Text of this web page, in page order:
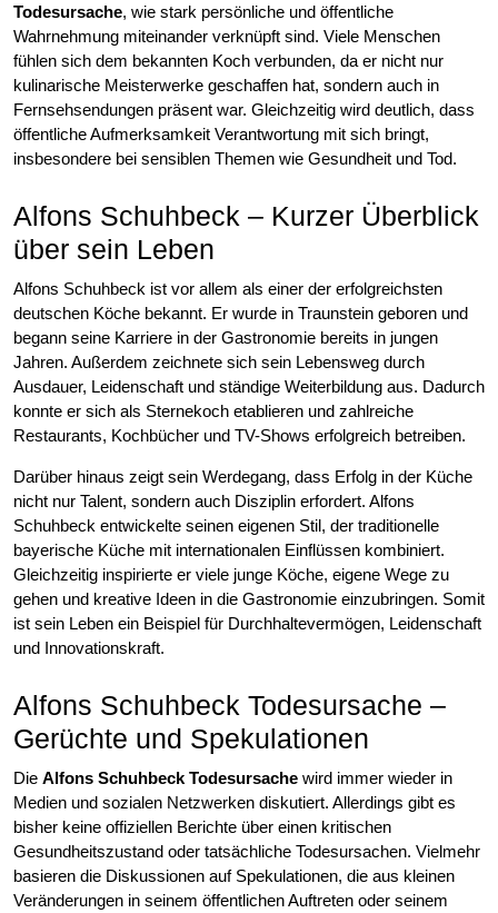
Todesursache, wie stark persönliche und öffentliche
Wahrnehmung miteinander verknüpft sind. Viele Menschen
fühlen sich dem bekannten Koch verbunden, da er nicht nur
kulinarische Meisterwerke geschaffen hat, sondern auch in
Fernsehsendungen präsent war. Gleichzeitig wird deutlich, dass
öffentliche Aufmerksamkeit Verantwortung mit sich bringt,
insbesondere bei sensiblen Themen wie Gesundheit und Tod.
Alfons Schuhbeck – Kurzer Überblick
über sein Leben
Alfons Schuhbeck ist vor allem als einer der erfolgreichsten
deutschen Köche bekannt. Er wurde in Traunstein geboren und
begann seine Karriere in der Gastronomie bereits in jungen
Jahren. Außerdem zeichnete sich sein Lebensweg durch
Ausdauer, Leidenschaft und ständige Weiterbildung aus. Dadurch
konnte er sich als Sternekoch etablieren und zahlreiche
Restaurants, Kochbücher und TV-Shows erfolgreich betreiben.
Darüber hinaus zeigt sein Werdegang, dass Erfolg in der Küche
nicht nur Talent, sondern auch Disziplin erfordert. Alfons
Schuhbeck entwickelte seinen eigenen Stil, der traditionelle
bayerische Küche mit internationalen Einflüssen kombiniert.
Gleichzeitig inspirierte er viele junge Köche, eigene Wege zu
gehen und kreative Ideen in die Gastronomie einzubringen. Somit
ist sein Leben ein Beispiel für Durchhaltevermögen, Leidenschaft
und Innovationskraft.
Alfons Schuhbeck Todesursache –
Gerüchte und Spekulationen
Die Alfons Schuhbeck Todesursache wird immer wieder in
Medien und sozialen Netzwerken diskutiert. Allerdings gibt es
bisher keine offiziellen Berichte über einen kritischen
Gesundheitszustand oder tatsächliche Todesursachen. Vielmehr
basieren die Diskussionen auf Spekulationen, die aus kleinen
Veränderungen in seinem öffentlichen Auftreten oder seinem